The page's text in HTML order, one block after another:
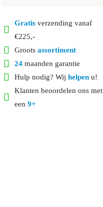
Gratis verzending vanaf
€225,-
Groots assortiment
24 maanden garantie
Hulp nodig? Wij helpen u!
Klanten beoordelen ons met
een 9+